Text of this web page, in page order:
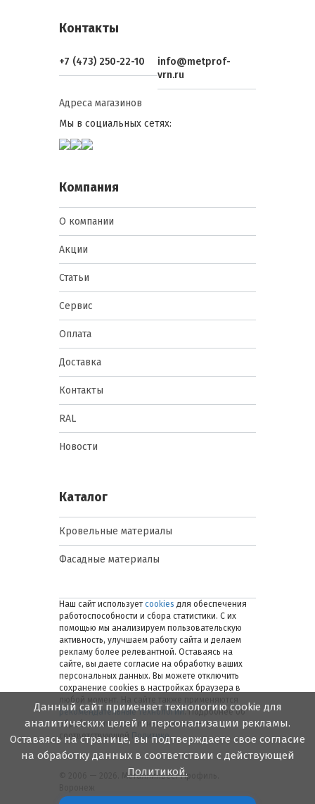
Контакты
+7 (473) 250-22-10
info@metprof-
vrn.ru
Адреса магазинов
Мы в социальных сетях:
Компания
О компании
Акции
Статьи
Сервис
Оплата
Доставка
Контакты
RAL
Новости
Каталог
Кровельные материалы
Фасадные материалы
Наш сайт использует cookies для обеспечения
работоспособности и сбора статистики. С их
помощью мы анализируем пользовательскую
активность, улучшаем работу сайта и делаем
рекламу более релевантной. Оставаясь на
сайте, вы даете согласие на обработку ваших
персональных данных. Вы можете отключить
сохранение cookies в настройках браузера в
рекомендательные технологии. Подробнее об
обработке персональных данных — в
соответствующей
Политике.
© 2006 — 2026. Металлинвест Профиль.
Данный сайт применяет технологию cookie для
аналитических целей и персонализации рекламы.
Оставаясь на странице, вы подтверждаете свое согласие
на обработку данных в соответствии с действующей
Политикой.